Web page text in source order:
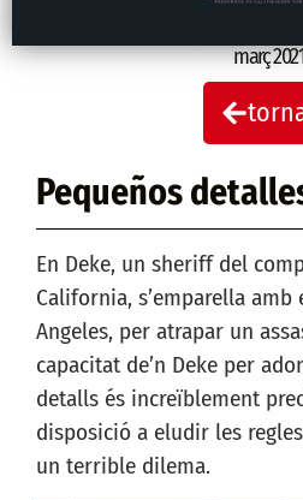
març
Pequeños
En Deke, un sheriff del
California, s’emparella amb
Angeles, per atrapar un
capacitat de’n Deke per
detalls és increïblement
disposició a eludir les
un terrible dilema.